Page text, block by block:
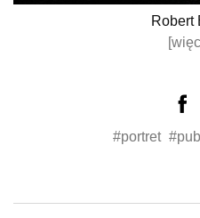
Robert
#portret